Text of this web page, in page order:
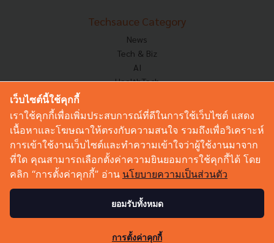
Techsauce Category
News
Tech & Biz
AI
HealthTech
Corp Innov
Saucy Thoughts
Sustainable
Videos
Podcast
© Copyright 2026 :Techsauce All rights reserved.
เว็บไซต์นี้ใช้คุกกี้
เราใช้คุกกี้เพื่อเพิ่มประสบการณ์ที่ดีในการใช้เว็บไซต์ แสดง
เนื้อหาและโฆษณาให้ตรงกับความสนใจ รวมถึงเพื่อวิเคราะห์
การเข้าใช้งานเว็บไซต์และทำความเข้าใจว่าผู้ใช้งานมาจาก
ที่ใด คุณสามารถเลือกตั้งค่าความยินยอมการใช้คุกกี้ได้ โดย
คลิก “การตั้งค่าคุกกี้” อ่าน นโยบายความเป็นส่วนตัว
ยอมรับทั้งหมด
การตั้งค่าคุกกี้